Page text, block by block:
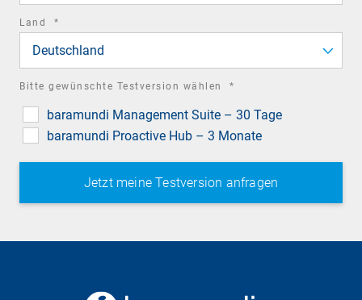
Land *
Deutschland
Bitte gewünschte Testversion wählen *
baramundi Management Suite – 30 Tage
baramundi Proactive Hub – 3 Monate